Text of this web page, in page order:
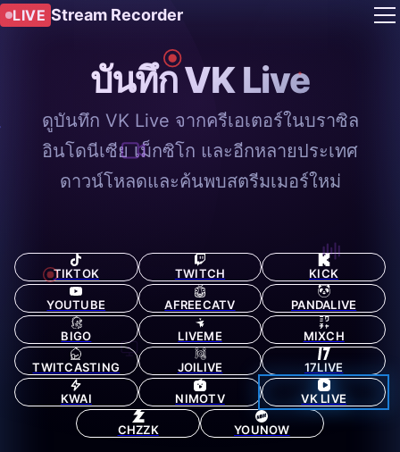
LIVE Stream Recorder
บันทึก VK Live
ดูบันทึก VK Live จากครีเอเตอร์ในบราซิล
อินโดนีเซีย เม็กซิโก และอีกหลายประเทศ
ดาวน์โหลดและค้นพบสตรีมเมอร์ใหม่
TIKTOK TWITCH KICK
YOUTUBE AFREECATV PANDALIVE
BIGO LIVEME MIXCH
TWITCASTING JOILIVE 17LIVE
KWAI NIMOTV VK LIVE
CHZZK YOUNOW